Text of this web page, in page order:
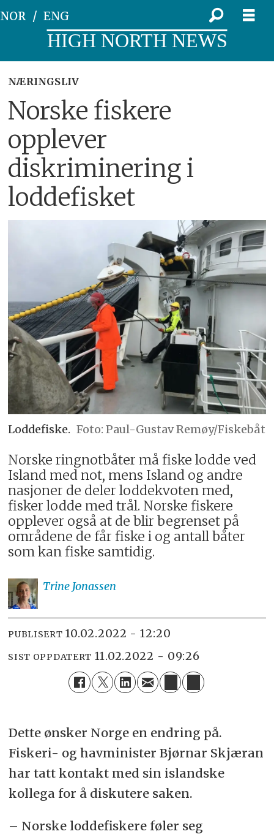
NOR ENG
HIGH NORTH NEWS
NÆRINGSLIV
Norske fiskere
opplever
diskriminering i
loddefisket
Loddefiske. Paul-Gustav Remøy/Fiskebåt
Norske ringnotbåter må fiske lodde ved
Island med not, mens Island og andre
nasjoner de deler loddekvoten med,
fisker lodde med trål. Norske fiskere
opplever også at de blir begrenset på
områdene de får fiske i og antall båter
som kan fiske samtidig.
Trine Jonassen
PUBLISERT 10.02.2022 - 12:20
SIST OPPDATERT 11.02.2022 - 09:26
Dette ønsker Norge en endring på.
Fiskeri- og havminister Bjørnar Skjæran
har tatt kontakt med sin islandske
kollega for å diskutere saken.
– Norske loddefiskere føler seg